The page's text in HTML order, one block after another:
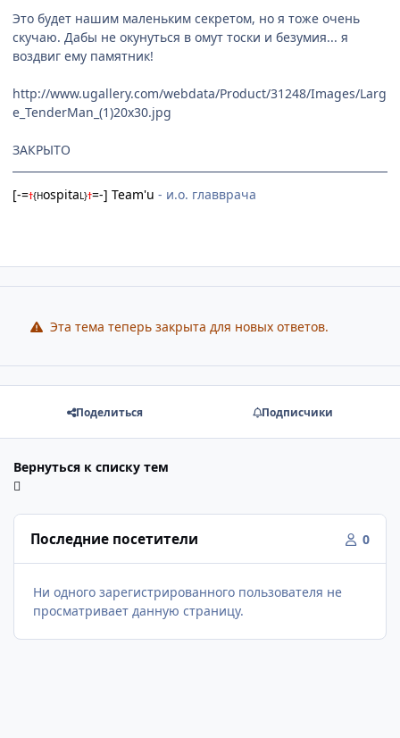
Это будет нашим маленьким секретом, но я тоже очень
скучаю. Дабы не окунуться в омут тоски и безумия... я
воздвиг ему памятник!
http://www.ugallery.com/webdata/Product/31248/Images/Larg
e_TenderMan_(1)20x30.jpg
ЗАКРЫТО
[-=†{HospitaL}†=-] Team'u - и.о. главврача
Эта тема теперь закрыта для новых ответов.
Поделиться Подписчики
Вернуться к списку тем
Последние посетители 0
Ни одного зарегистрированного пользователя не
просматривает данную страницу.